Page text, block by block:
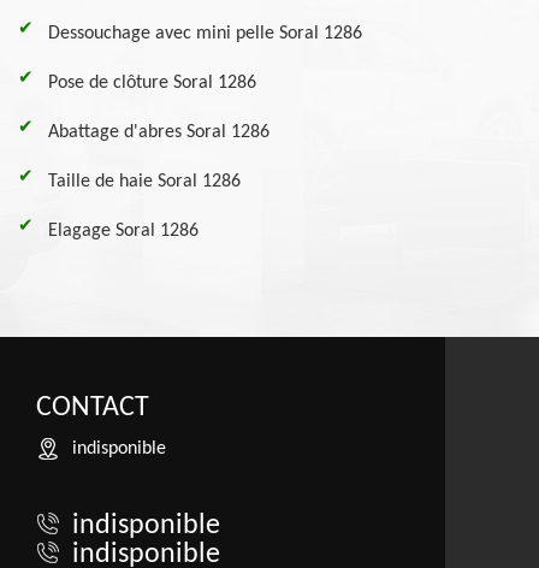
Dessouchage avec mini pelle Soral 1286
Pose de clôture Soral 1286
Abattage d'abres Soral 1286
Taille de haie Soral 1286
Elagage Soral 1286
CONTACT
indisponible
indisponible
indisponible